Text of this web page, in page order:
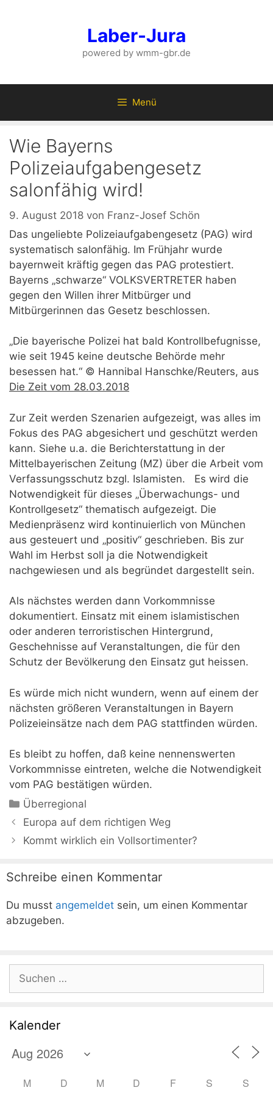
Laber-Jura
powered by wmm-gbr.de
Menü
Wie Bayerns
Polizeiaufgabengesetz
salonfähig wird!
9. August 2018 von Franz-Josef Schön
Das ungeliebte Polizeiaufgabengesetz (PAG) wird
systematisch salonfähig. Im Frühjahr wurde
bayernweit kräftig gegen das PAG protestiert.
Bayerns „schwarze“ VOLKSVERTRETER haben
gegen den Willen ihrer Mitbürger und
Mitbürgerinnen das Gesetz beschlossen.
„Die bayerische Polizei hat bald Kontrollbefugnisse,
wie seit 1945 keine deutsche Behörde mehr
besessen hat.“ © Hannibal Hanschke/Reuters, aus
Die Zeit vom 28.03.2018
Zur Zeit werden Szenarien aufgezeigt, was alles im
Fokus des PAG abgesichert und geschützt werden
kann. Siehe u.a. die Berichterstattung in der
Mittelbayerischen Zeitung (MZ) über die Arbeit vom
Verfassungsschutz bzgl. Islamisten. Es wird die
Notwendigkeit für dieses „Überwachungs- und
Kontrollgesetz“ thematisch aufgezeigt. Die
Medienpräsenz wird kontinuierlich von München
aus gesteuert und „positiv“ geschrieben. Bis zur
Wahl im Herbst soll ja die Notwendigkeit
nachgewiesen und als begründet dargestellt sein.
Als nächstes werden dann Vorkommnisse
dokumentiert. Einsatz mit einem islamistischen
oder anderen terroristischen Hintergrund,
Geschehnisse auf Veranstaltungen, die für den
Schutz der Bevölkerung den Einsatz gut heissen.
Es würde mich nicht wundern, wenn auf einem der
nächsten größeren Veranstaltungen in Bayern
Polizeieinsätze nach dem PAG stattfinden würden.
Es bleibt zu hoffen, daß keine nennenswerten
Vorkommnisse eintreten, welche die Notwendigkeit
vom PAG bestätigen würden.
Kategorien
Überregional
Europa auf dem richtigen Weg
Kommt wirklich ein Vollsortimenter?
Schreibe einen Kommentar
Du musst angemeldet sein, um einen Kommentar
abzugeben.
nach:
Kalender
M D M D F S S